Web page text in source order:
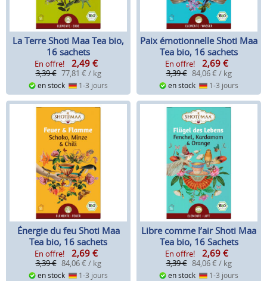
La Terre Shoti Maa Tea bio,
16 sachets
En offre! 2,49 €
3,39 € 77,81 € / kg
en stock 1-3 jours
Paix émotionnelle Shoti Maa
Tea bio, 16 sachets
En offre! 2,69 €
3,39 € 84,06 € / kg
en stock 1-3 jours
Énergie du feu Shoti Maa
Tea bio, 16 sachets
En offre! 2,69 €
3,39 € 84,06 € / kg
en stock 1-3 jours
Libre comme l’air Shoti Maa
Tea bio, 16 Sachets
En offre! 2,69 €
3,39 € 84,06 € / kg
en stock 1-3 jours